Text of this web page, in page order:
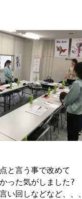
と言う事で改めて
った気がしました?
い回しなどなど、、、